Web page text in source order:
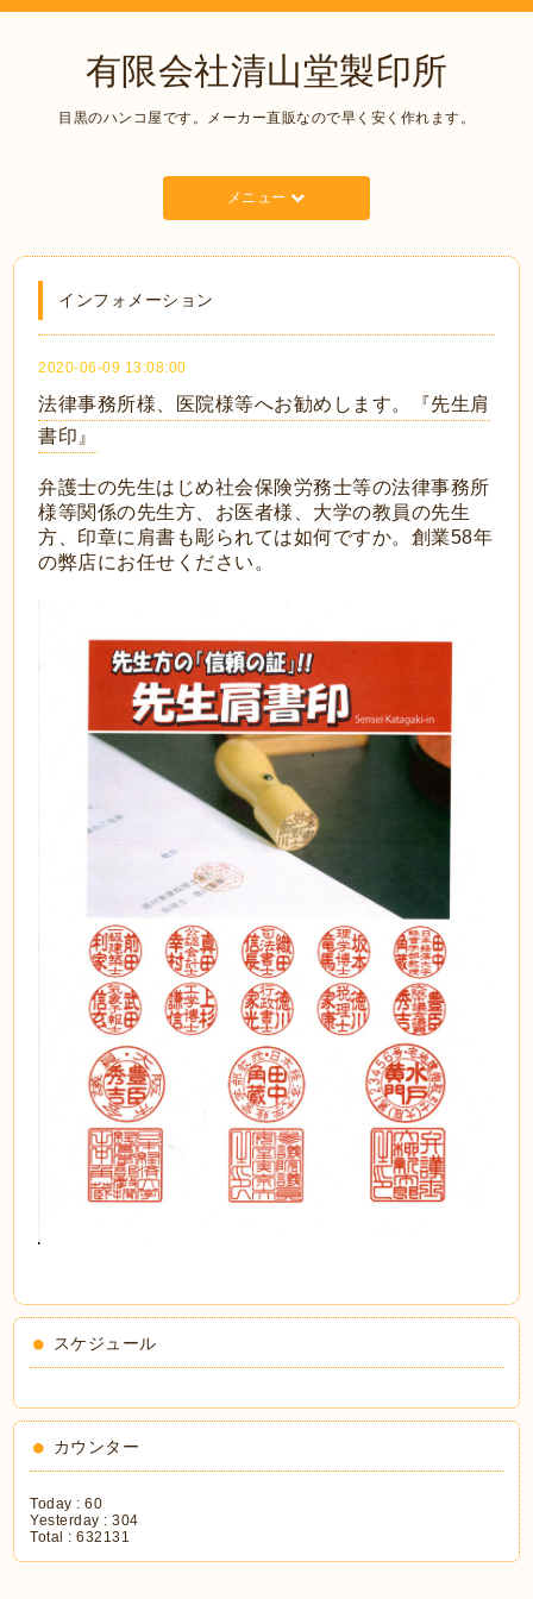
有限会社清山堂製印所
目黒のハンコ屋です。メーカー直販なので早く安く作れます。
メニュー
インフォメーション
2020-06-09 13:08:00
法律事務所様、医院様等へお勧めします。『先生肩
書印』
弁護士の先生はじめ社会保険労務士等の法律事務所
様等関係の先生方、お医者様、大学の教員の先生
方、印章に肩書も彫られては如何ですか。創業58年
の弊店にお任せください。
スケジュール
カウンター
Today :60
Yesterday :304
Total :632131